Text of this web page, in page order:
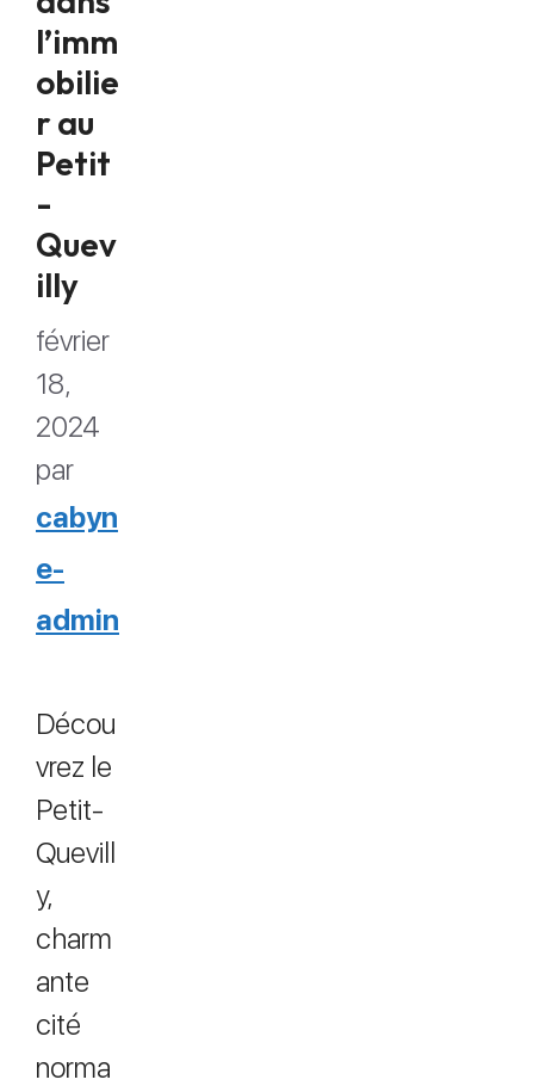
l’imm
obilie
r au
Petit
-
Quev
illy
février
18,
2024
par
cabyn
e-
admin
Décou
vrez le
Petit-
Quevill
y,
charm
ante
cité
norma